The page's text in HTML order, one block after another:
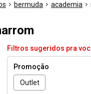
bermuda academia
Filtros sugeridos pra
Promoção
Outlet